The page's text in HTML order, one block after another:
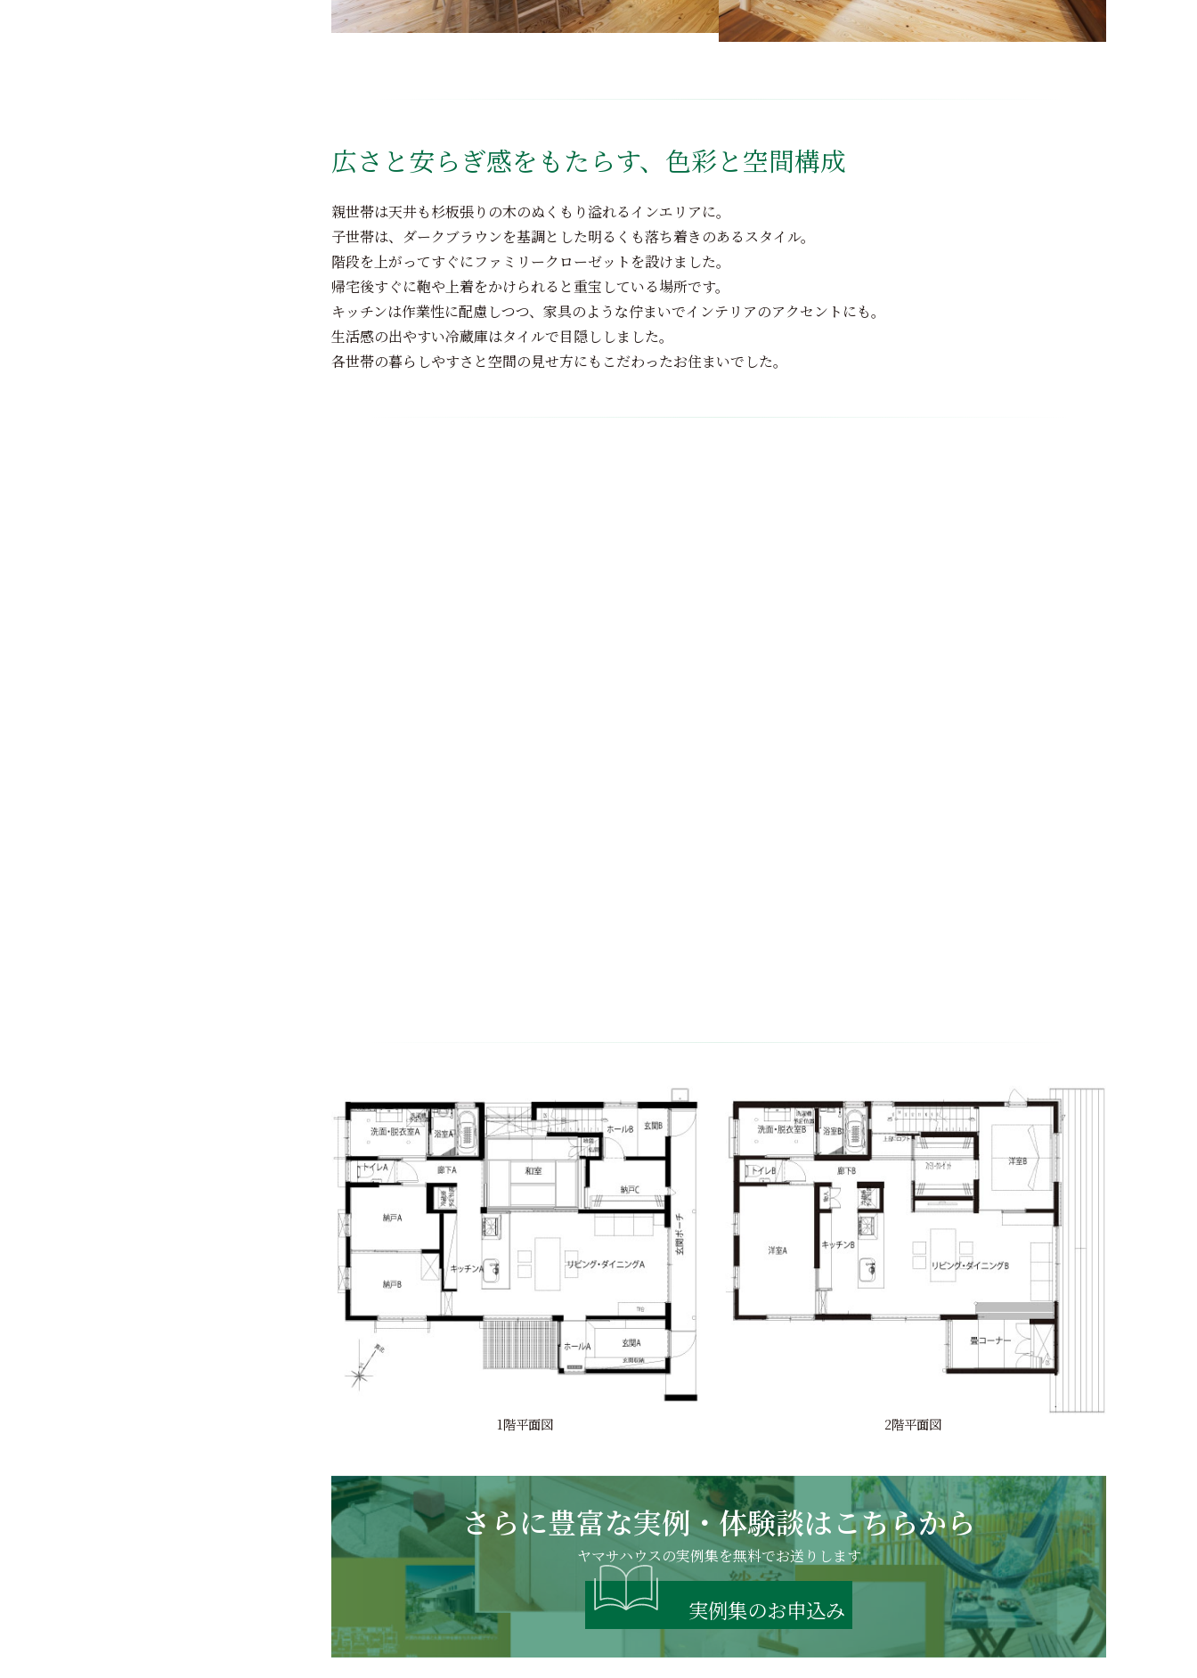
広さと安らぎ感をもたらす、色彩と空間構成
親世帯は天井も杉板張りの木のぬくもり溢れるインエリアに。
子世帯は、ダークブラウンを基調とした明るくも落ち着きのあるスタイル。
階段を上がってすぐにファミリークローゼットを設けました。
帰宅後すぐに鞄や上着をかけられると重宝している場所です。
キッチンは作業性に配慮しつつ、家具のような佇まいでインテリアのアクセントにも。
生活感の出やすい冷蔵庫はタイルで目隠ししました。
各世帯の暮らしやすさと空間の見せ方にもこだわったお住まいでした。
1階平面図 2階平面図
さらに豊富な実例・体験談はこちらから
ヤマサハウスの実例集を無料でお送りします
実例集のお申込み